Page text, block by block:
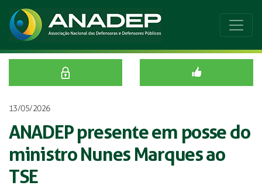
13/05/2026
ANADEP presente em posse do
ministro Nunes Marques ao
TSE